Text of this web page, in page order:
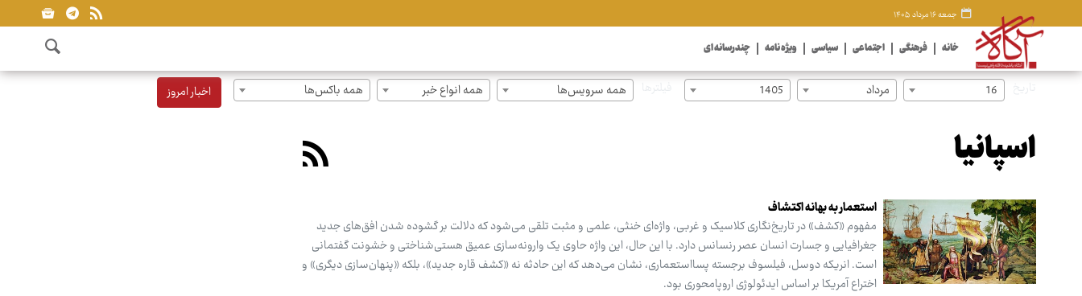
جمعه ۱۶ مرداد ۱۴۰۵
خانه فرهنگی اجتماعی سیاسی ویژه نامه چندرسانه ای
16 مرداد 1405 همه سرویس‌ها همه انواع خبر همه باکس‌ها اخبار امروز
اسپانیا
استعمار به بهانه اکتشاف
مفهوم «کشف» در تاریخ‌نگاری کلاسیک و غربی، واژه‌ای خنثی، علمی و مثبت تلقی می‌شود که دلالت بر گشوده شدن افق‌های جدید
جغرافیایی و جسارت انسان عصر رنسانس دارد. با این حال، این واژه حاوی یک وارونه‌سازی عمیق هستی‌شناختی و خشونت گفتمانی
است. انریکه دوسل، فیلسوف برجسته پسااستعماری، نشان می‌دهد که این حادثه نه «کشف قاره جدید»، بلکه «پنهان‌سازی دیگری» و
اختراع آمریکا بر اساس ایدئولوژی اروپامحوری بود.